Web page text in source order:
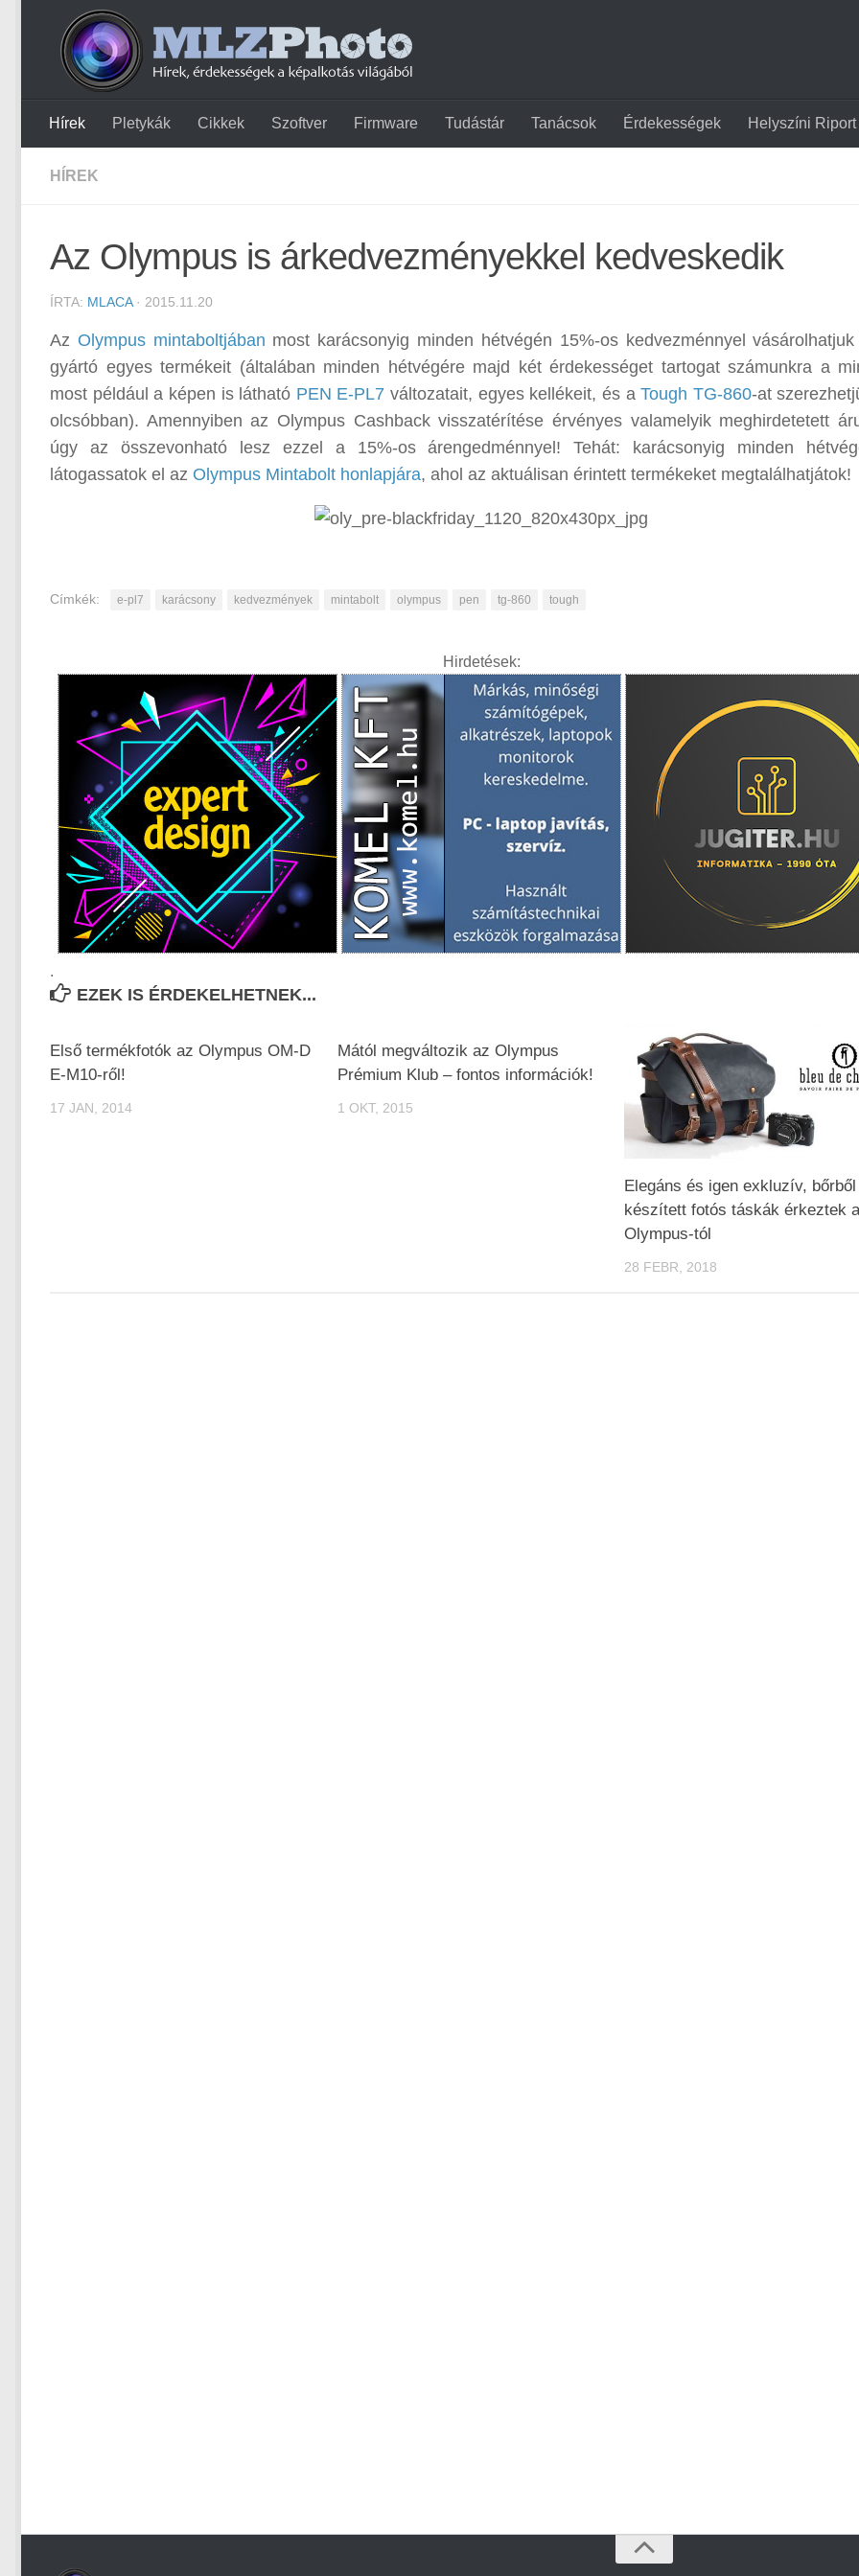
Hírek Pletykák Cikkek Szoftver Firmware Tudástár Tanácsok Érdekességek Helyszíni Riport
HÍREK
Az Olympus is árkedvezményekkel kedveskedik
ÍRTA: MLACA· 2015.11.20
Az Olympus mintaboltjában most karácsonyig minden hétvégén 15%-os kedvezménnyel
gyártó egyes termékeit (általában minden hétvégére majd két érdekességet tartogat számunkra a
most például a képen is látható PEN E-PL7 változatait, egyes kellékeit, és aTough TG-860-at
olcsóbban). Amennyiben az Olympus Cashback visszatérítése érvényes valamelyik meghirdetetett
úgy az összevonható lesz ezzel a 15%-os árengedménnyel! Tehát: karácsonyig minden
látogassatok el az Olympus Mintabolt honlapjára, ahol az aktuálisan érintett termékeket megtalálhatjátok!
Címkék: e-pl7 karácsony kedvezmények mintabolt olympus pen tg-860 tough
Hirdetések:
.
EZEK IS ÉRDEKELHETNEK...
Első termékfotók az Olympus OM-D
E-M10-ről!
17 JAN, 2014
Mától megváltozik az Olympus
Prémium Klub – fontos információk!
1 OKT, 2015
Elegáns és igen exkluzív, bőrből
készített fotós táskák érkeztek
Olympus-tól
28 FEBR, 2018